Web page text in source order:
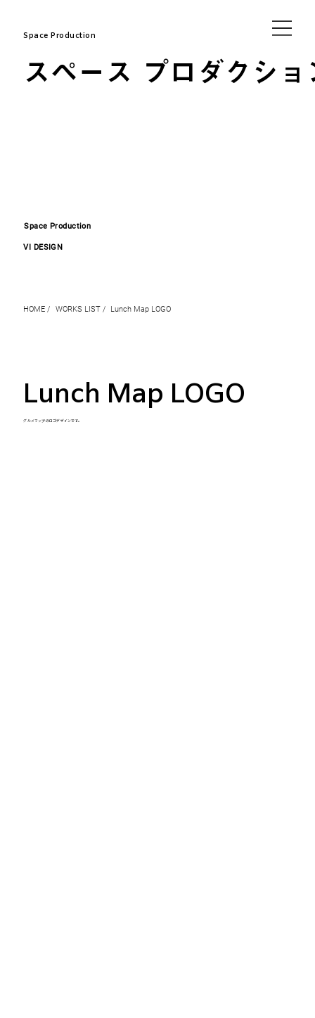
Space Production
スペース プロダクショ
Space Production
VI DESIGN
HOME / WORKS LIST / Lunch Map LOGO
Lunch Map LOGO
グルメマップのロゴデザインです。